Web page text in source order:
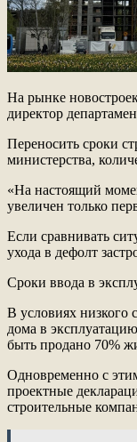
На рынке
директор
Переносить сроки
министерства,
«На настоящий
увеличен только
Если сравнивать
ухода в дефолт
Сроки ввода в
В условиях низкого
дома в
быть продано 70%
Одновременно с
проектные
строительные